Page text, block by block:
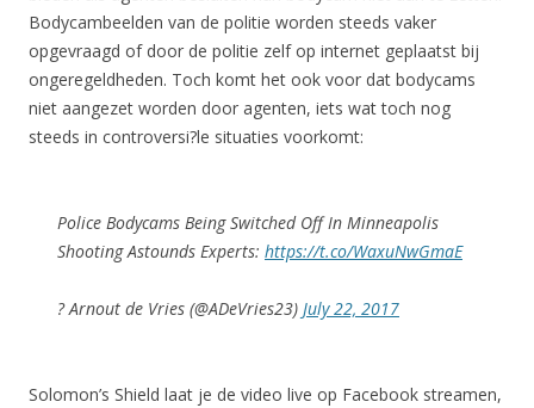
Bodycambeelden van de politie worden steeds vaker
opgevraagd of door de politie zelf op internet geplaatst bij
ongeregeldheden. Toch komt het ook voor dat bodycams
niet aangezet worden door agenten, iets wat toch nog
steeds in controversi?le situaties voorkomt:
Police Bodycams Being Switched Off In Minneapolis
Shooting Astounds Experts: https://t.co/WaxuNwGmaE
? Arnout de Vries (@ADeVries23) July 22, 2017
Solomon’s Shield laat je de video live op Facebook streamen,